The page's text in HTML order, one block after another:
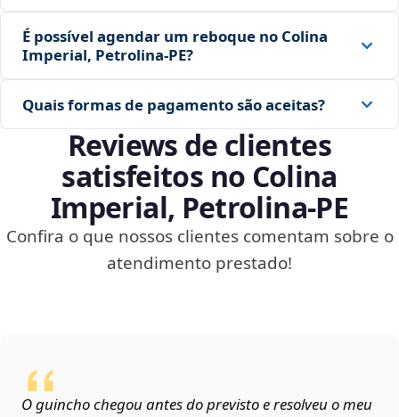
É possível agendar um reboque no Colina
Imperial, Petrolina‑PE?
Quais formas de pagamento são aceitas?
Reviews de clientes
satisfeitos no Colina
Imperial, Petrolina‑PE
Confira o que nossos clientes comentam sobre o
atendimento prestado!
O guincho chegou antes do previsto e resolveu o meu